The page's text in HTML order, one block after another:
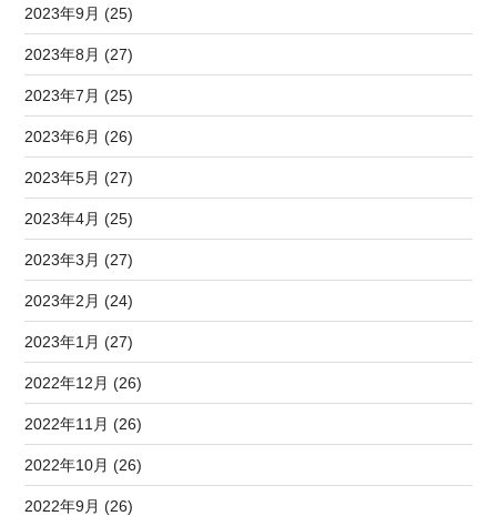
2023年9月 (25)
2023年8月 (27)
2023年7月 (25)
2023年6月 (26)
2023年5月 (27)
2023年4月 (25)
2023年3月 (27)
2023年2月 (24)
2023年1月 (27)
2022年12月 (26)
2022年11月 (26)
2022年10月 (26)
2022年9月 (26)